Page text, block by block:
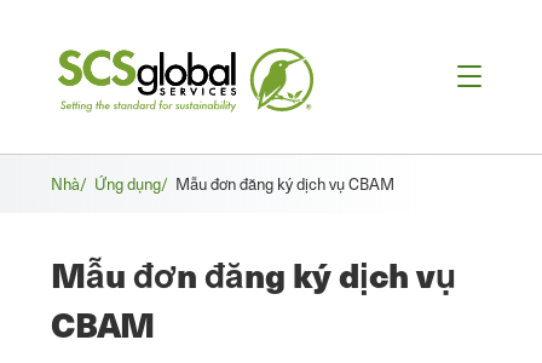
Vụn
bánh
mì
Nhà/ Ứng dụng/ Mẫu đơn đăng ký dịch vụ CBAM
Mẫu đơn đăng ký dịch vụ
CBAM